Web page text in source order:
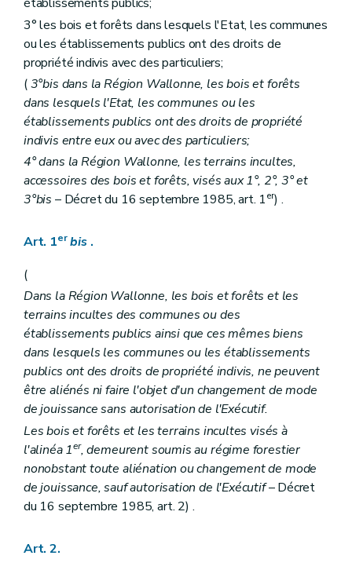
Titre IV Aménagements
Art. 31
Art. 32
Art. 33
Art. 34
Art. 35
Titre V Des adjudications de coupes
Section 1 Dispositions générales
Art. 36
Art. 37
Art. 38
Art. 39
Art. 42
Art. 45
Art. 46
Section 3 Dispositions particulières aux bois des communes et des établissements publics
Art. 47
Art. 48
Art. 49
Art. 50
Titre VI Des exploitations
Section 1 Dispositions générales
Art. 51
Art. 52
Art. 53
Art. 54
Art. 55
Art. 56
3° les bois et forêts dans lesquels l'Etat, les communes
ou les établissements publics ont des droits de
propriété indivis avec des particuliers;
(3°bis dans la Région Wallonne, les bois et forêts
dans lesquels l'Etat, les communes ou les
établissements publics ont des droits de propriété
indivis entre eux ou avec des particuliers;
4° dans la Région Wallonne, les terrains incultes,
accessoires des bois et forêts, visés aux 1°, 2°, 3° et
3°bis – Décret du 16 septembre 1985, art. 1er) .
Art. 1er bis.
(
Dans la Région Wallonne, les bois et forêts et les
terrains incultes des communes ou des
établissements publics ainsi que ces mêmes biens
dans lesquels les communes ou les établissements
publics ont des droits de propriété indivis, ne peuvent
être aliénés ni faire l'objet d'un changement de mode
de jouissance sans autorisation de l'Exécutif.
Les bois et forêts et les terrains incultes visés à
l'alinéa 1er, demeurent soumis au régime forestier
nonobstant toute aliénation ou changement de mode
de jouissance, sauf autorisation de l'Exécutif– Décret
du 16 septembre 1985, art. 2) .
Art. 2.